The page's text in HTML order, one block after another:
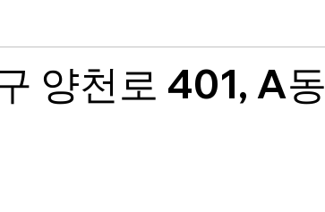
양천로 401, A동